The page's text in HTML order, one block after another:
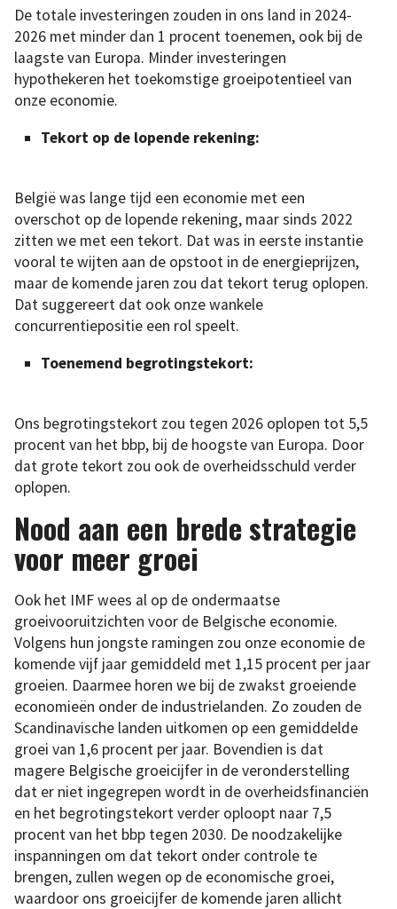
De totale investeringen zouden in ons land in 2024-
2026 met minder dan 1 procent toenemen, ook bij de
laagste van Europa. Minder investeringen
hypothekeren het toekomstige groeipotentieel van
onze economie.
Tekort op de lopende rekening:
België was lange tijd een economie met een
overschot op de lopende rekening, maar sinds 2022
zitten we met een tekort. Dat was in eerste instantie
vooral te wijten aan de opstoot in de energieprijzen,
maar de komende jaren zou dat tekort terug oplopen.
Dat suggereert dat ook onze wankele
concurrentiepositie een rol speelt.
Toenemend begrotingstekort:
Ons begrotingstekort zou tegen 2026 oplopen tot 5,5
procent van het bbp, bij de hoogste van Europa. Door
dat grote tekort zou ook de overheidsschuld verder
oplopen.
Nood aan een brede strategie
voor meer groei
Ook het IMF wees al op de ondermaatse
groeivooruitzichten voor de Belgische economie.
Volgens hun jongste ramingen zou onze economie de
komende vijf jaar gemiddeld met 1,15 procent per jaar
groeien. Daarmee horen we bij de zwakst groeiende
economieën onder de industrielanden. Zo zouden de
Scandinavische landen uitkomen op een gemiddelde
groei van 1,6 procent per jaar. Bovendien is dat
magere Belgische groeicijfer in de veronderstelling
dat er niet ingegrepen wordt in de overheidsfinanciën
en het begrotingstekort verder oploopt naar 7,5
procent van het bbp tegen 2030. De noodzakelijke
inspanningen om dat tekort onder controle te
brengen, zullen wegen op de economische groei,
waardoor ons groeicijfer de komende jaren allicht